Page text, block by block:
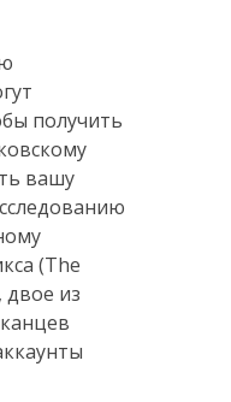
получить
вашу
(The
двое из